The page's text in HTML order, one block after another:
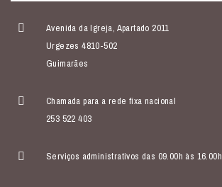
Avenida da Igreja, Apartado 2011
Urgezes 4810-502
Guimarães
Chamada para a rede fixa nacional
253 522 403
Serviços administrativos das 09.00h às 16.00h